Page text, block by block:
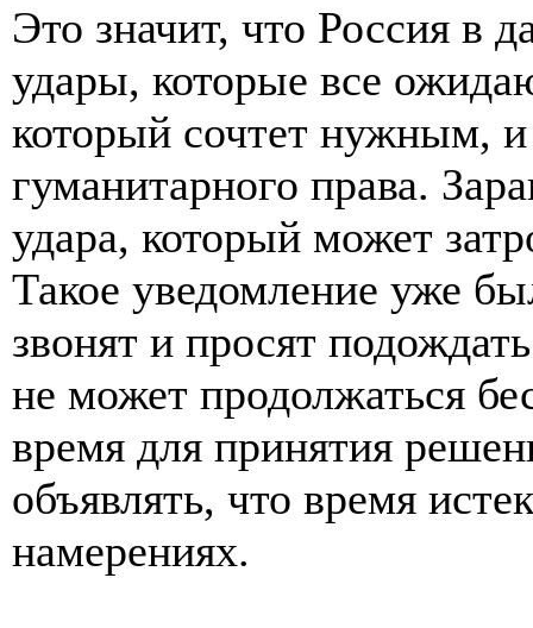
Это значит, что Россия в
удары, которые все
который сочтет нужным,
гуманитарного права.
удара, который может
Такое уведомление уже
звонят и просят
не может продолжаться
время для принятия
объявлять, что время
намерениях.